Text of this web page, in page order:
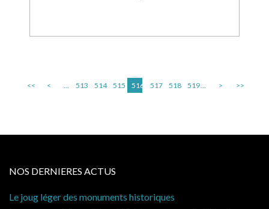
<< < ... 513 514 515 516 517 518 519... > >>
NOS DERNIERES ACTUS
Cabines de plage : le juge admet des